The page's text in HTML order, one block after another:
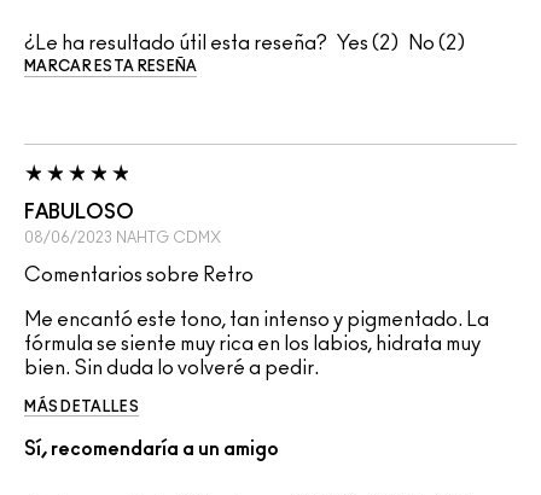
¿Le ha resultado útil esta reseña? 2 2
MARCAR ESTA RESEÑA
FABULOSO
08/06/2023 NAHTG CDMX
Comentarios sobre Retro
Me encantó este tono, tan intenso y pigmentado. La
fórmula se siente muy rica en los labios, hidrata muy
bien. Sin duda lo volveré a pedir.
MÁS DETALLES
Sí, recomendaría a un amigo